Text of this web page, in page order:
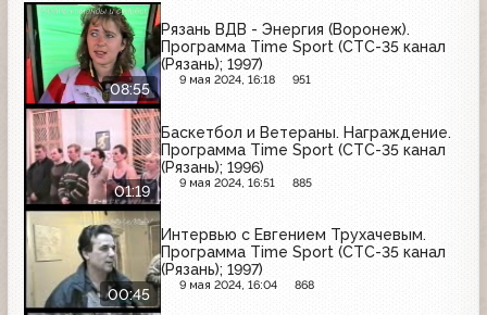
08:55
Рязань ВДВ - Энергия (Воронеж).
Программа Time Sport (СТС-35 канал
(Рязань); 1997)
9 мая 2024, 16:18 951
01:19
Баскетбол и Ветераны. Награждение.
Программа Time Sport (СТС-35 канал
(Рязань); 1996)
9 мая 2024, 16:51 885
00:45
Интервью с Евгением Трухачевым.
Программа Time Sport (СТС-35 канал
(Рязань); 1997)
9 мая 2024, 16:04 868